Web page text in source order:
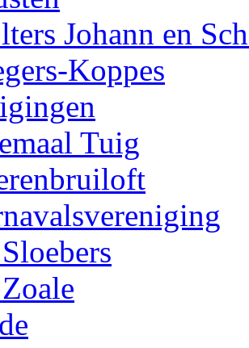
Johann en
Koppes
Tuig